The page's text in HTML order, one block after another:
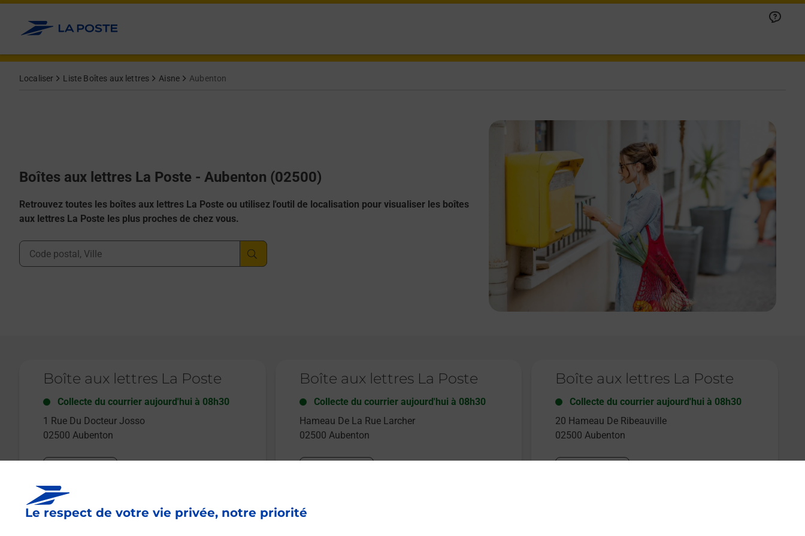
Le respect de votre vie privée, notre priorité
Allez au contenu
Localiser Liste Boîtes aux lettres Aisne Aubenton
Boîtes aux lettres La Poste - Aubenton (02500)
Retrouvez toutes les boîtes aux lettres La Poste ou utilisez l'outil de localisation pour visualiser les boîtes
aux lettres La Poste les plus proches de chez vous.
Ville, Département, Code Postal
Boîte aux lettres La Poste
Collecte du courrier aujourd'hui à 08h30
1 Rue Du Docteur Josso
02500 Aubenton
Boîte aux lettres La Poste
Collecte du courrier aujourd'hui à 08h30
Hameau De La Rue Larcher
02500 Aubenton
Boîte aux lettres La Poste
Collecte du courrier aujourd'hui à 08h30
20 Hameau De Ribeauville
02500 Aubenton
Le lien s'ouvre dans un nouvel onglet Le lien s'ouvre dans un nouvel onglet